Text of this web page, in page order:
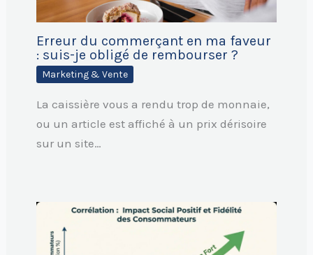
Erreur du commerçant en ma faveur
: suis-je obligé de rembourser ?
Marketing & Vente
La caissière vous a rendu trop de monnaie,
ou un article est affiché à un prix dérisoire
sur un site…